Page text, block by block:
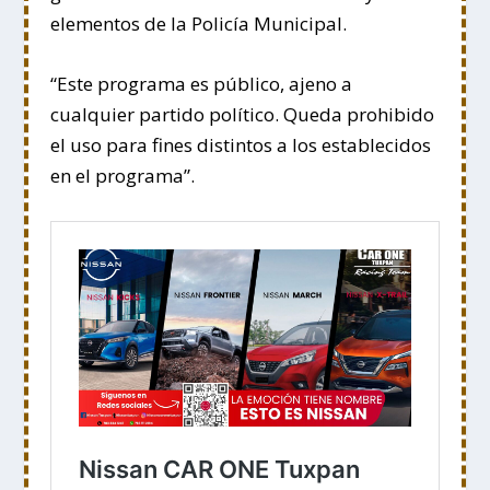
elementos de la Policía Municipal.
“Este programa es público, ajeno a
cualquier partido político. Queda prohibido
el uso para fines distintos a los establecidos
en el programa”.